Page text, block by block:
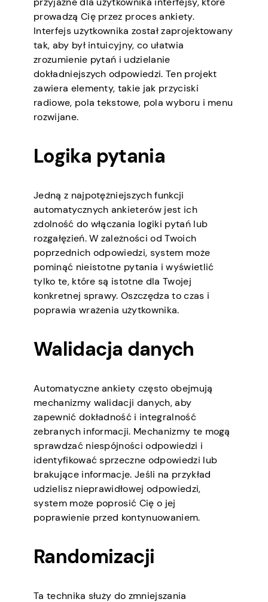
prowadzą Cię przez proces ankiety.
Interfejs użytkownika został zaprojektowany
tak, aby był intuicyjny, co ułatwia
zrozumienie pytań i udzielanie
dokładniejszych odpowiedzi. Ten projekt
zawiera elementy, takie jak przyciski
radiowe, pola tekstowe, pola wyboru i menu
rozwijane.
Logika pytania
Jedną z najpotężniejszych funkcji
automatycznych ankieterów jest ich
zdolność do włączania logiki pytań lub
rozgałęzień. W zależności od Twoich
poprzednich odpowiedzi, system może
pominąć nieistotne pytania i wyświetlić
tylko te, które są istotne dla Twojej
konkretnej sprawy. Oszczędza to czas i
poprawia wrażenia użytkownika.
Walidacja danych
Automatyczne ankiety często obejmują
mechanizmy walidacji danych, aby
zapewnić dokładność i integralność
zebranych informacji. Mechanizmy te mogą
sprawdzać niespójności odpowiedzi i
identyfikować sprzeczne odpowiedzi lub
brakujące informacje. Jeśli na przykład
udzielisz nieprawidłowej odpowiedzi,
system może poprosić Cię o jej
poprawienie przed kontynuowaniem.
Randomizacji
Ta technika służy do zmniejszania